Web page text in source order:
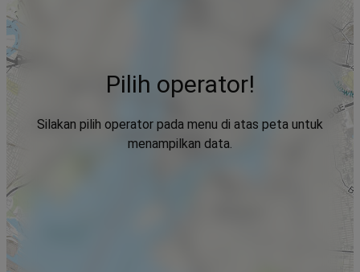
Pilih operator!
Silakan pilih operator pada menu di atas peta untuk
menampilkan data.